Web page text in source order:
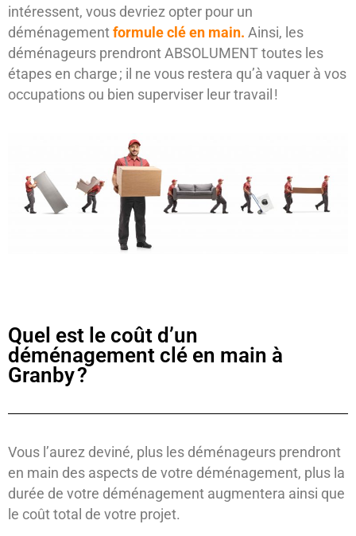
intéressent, vous devriez opter pour un
déménagementformule clé en main. Ainsi, les
déménageurs prendront ABSOLUMENT toutes les
étapes en charge ; il ne vous restera qu’à vaquer à vos
occupations ou bien superviser leur travail !
Quel est le coût d’un
déménagement clé en main à
Granby ?
Vous l’aurez deviné, plus les déménageurs prendront
en main des aspects de votre déménagement, plus la
durée de votre déménagement augmentera ainsi que
le coût total de votre projet.